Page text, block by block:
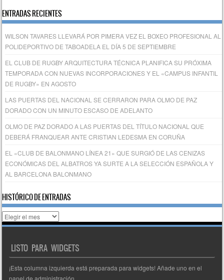
ENTRADAS RECIENTES
WILSON TAVARES LLEVARÁ POR PIMERA VEZ EL BOXEO PROFESIONAL AL
POLIDEPORTIVO DE TABOADELA EL DÍA 5 DE SEPTIEMBRE
EL CLUB DE RUGBY ARQUITECTURA TÉCNICA PLANIFICA SU PRÓXIMA
TEMPORADA CON NUEVAS INCORPORACIONES Y EL «CAMPUS INFANTIL
DE RUGBY» EN AGOSTO
LAS PUERTAS DEL NACIONAL SE CERRARON PARA OLMO DE PAZ
DORADO CON UN MINUTO ESCASO DE ADELANTO
OLMO DE PAZ DORADO A LAS PUERTAS DEL TÍTULO NACIONAL QUE
DEBERÁ FRANQUEAR ANTE CRISTIAN LEDESMA EN CORUÑA
EL «CLUB DE BALONMANO LÍNEA 21» QUE SURGIÓ DE LAS CENIZAS
ECONÓMICAS DEL ALBATROS YA SURTE A LA SELECCIÓN ESPAÑOLA Y
AL BARCELONA BALONMANO
HISTÓRICO DE ENTRADAS
Histórico
de
LISTO PARA WIDGETS
¡Esta columna izquierda está preparada para widgets! Añade uno en el